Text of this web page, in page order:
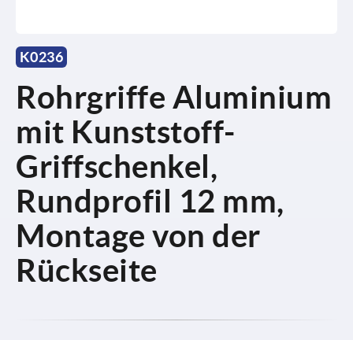
K0236
Rohrgriffe Aluminium
mit Kunststoff-
Griffschenkel,
Rundprofil 12 mm,
Montage von der
Rückseite